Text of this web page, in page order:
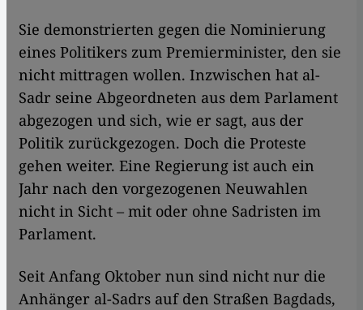
Sie demonstrierten gegen die Nominierung
eines Politikers zum Premierminister, den sie
nicht mittragen wollen. Inzwischen hat al-
Sadr seine Abgeordneten aus dem Parlament
abgezogen und sich, wie er sagt, aus der
Politik zurückgezogen. Doch die Proteste
gehen weiter. Eine Regierung ist auch ein
Jahr nach den vorgezogenen Neuwahlen
nicht in Sicht – mit oder ohne Sadristen im
Parlament.
Seit Anfang Oktober nun sind nicht nur die
Anhänger al-Sadrs auf den Straßen Bagdads,